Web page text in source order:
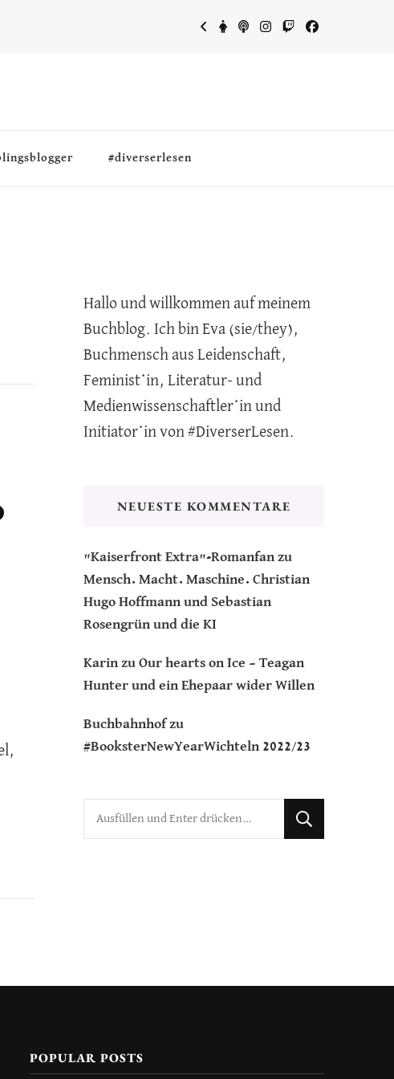
#diverserlesen
Hallo und willkommen auf meinem
Buchblog. Ich bin Eva (sie/they),
Buchmensch aus Leidenschaft,
Feminist*in, Literatur- und
Medienwissenschaftler*in und
Initiator*in von #DiverserLesen.
NEUESTE KOMMENTARE
"Kaiserfront Extra"-Romanfan zu
Mensch. Macht. Maschine. Christian
Hugo Hoffmann und Sebastian
Rosengrün und die KI
Karin zu Our hearts on Ice – Teagan
Hunter und ein Ehepaar wider Willen
Buchbahnhofzu
#BooksterNewYearWichteln 2022/23
Suchst
du
POPULAR POSTS